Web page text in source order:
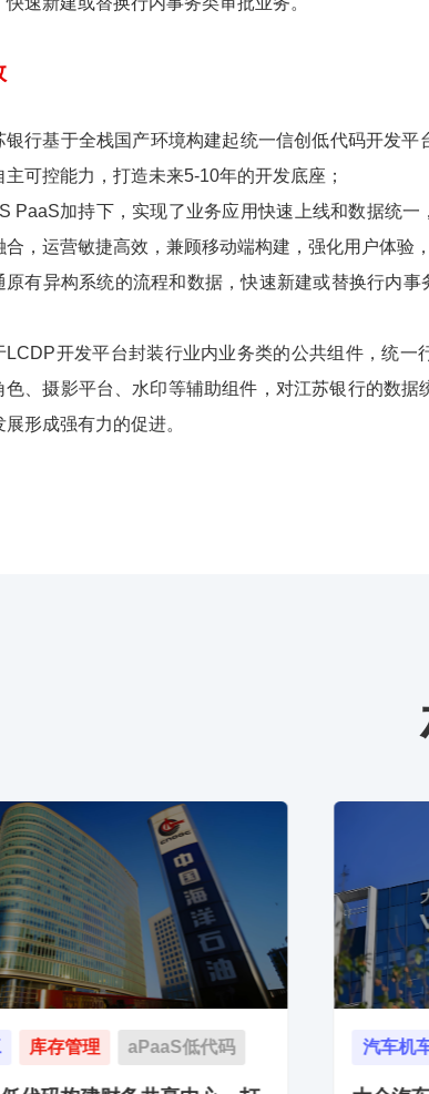
银行基于全栈国产环境构建起统一信创低代码开发
主可控能力，打造未来5-10年的开发底座；
PaaS加持下，实现了业务应用快速上线和数据统
合，运营敏捷高效，兼顾移动端构建，强化用户体验
原有异构系统的流程和数据，快速新建或替换行内
LCDP开发平台封装行业内业务类的公共组件，统一
色、摄影平台、水印等辅助组件，对江苏银行的数
展形成强有力的促进。
汽车机车 SAP集成 aPaaS低代码